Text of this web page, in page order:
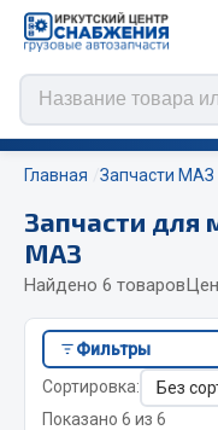
Цепи
ЦЕПИ РОССИЯ
ЦЕПИ BOHU (Китай)
Изготовление цепей
QITONG
Главная Запчасти МАЗ
Запчасти для
МАЗ
Найдено 6 товаров
Фильтры
Сортировка:
Показано 6 из 6